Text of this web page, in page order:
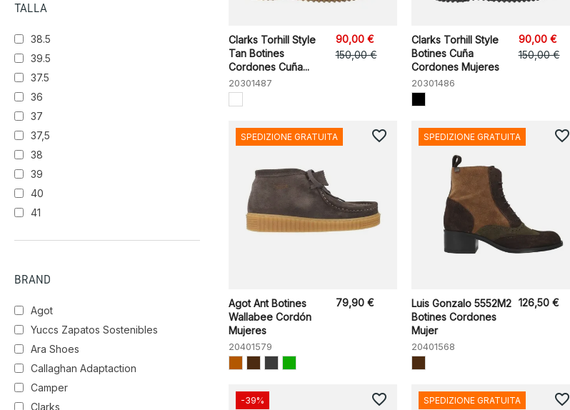
TALLA
38.5
39.5
37.5
36
37
37,5
38
39
40
41
BRAND
Agot
Yuccs Zapatos Sostenibles
Ara Shoes
Callaghan Adaptaction
Camper
Clarks
Clarks Torhill Style
Tan Botines
Cordones Cuña...
20301487
90,00 €
150,00 €
Clarks Torhill Style
Botines Cuña
Cordones Mujeres
20301486
90,00 €
150,00 €
Agot Ant Botines
Wallabee Cordón
Mujeres
20401579
79,90 €
SPEDIZIONE GRATUITA favorite_border
Luis Gonzalo 5552M2
Botines Cordones
Mujer
20401568
126,50 €
SPEDIZIONE GRATUITA favorite_border
-39% favorite_border SPEDIZIONE GRATUITA favorite_border